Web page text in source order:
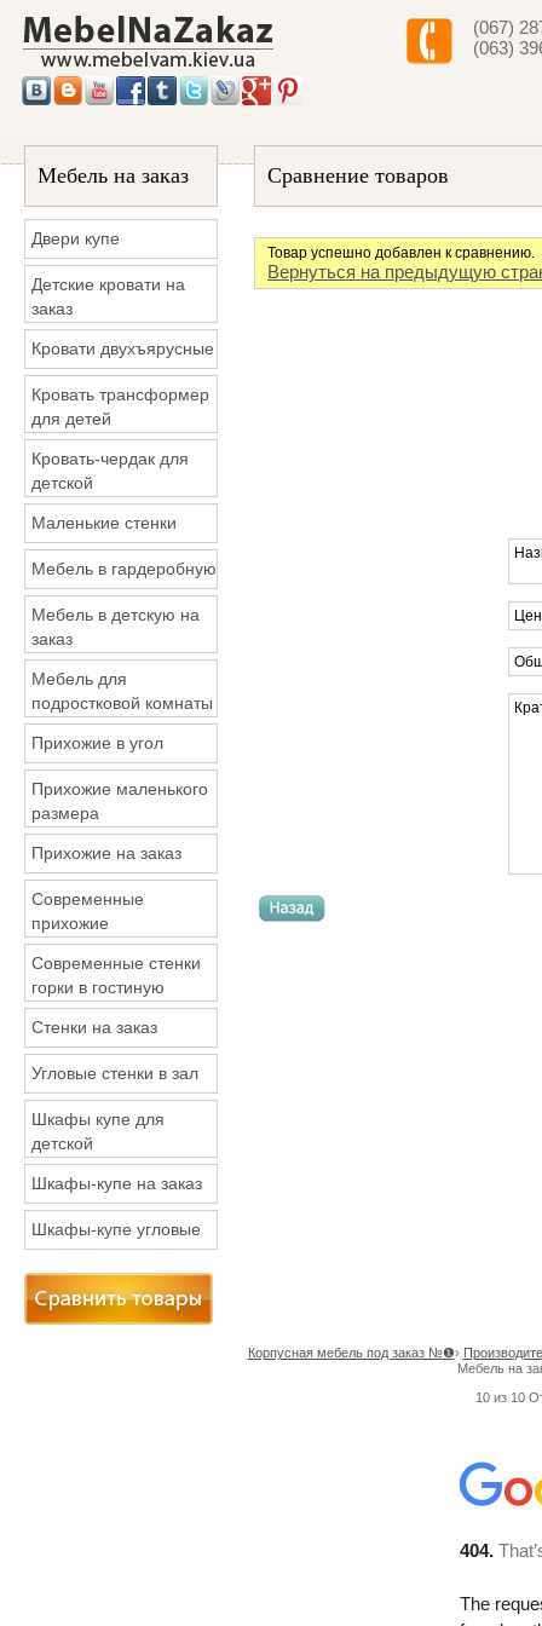
(067)
(063)
Мебель на заказ
Двери купе
Детские кровати на
заказ
Кровати двухъярусные
Кровать трансформер
для детей
Кровать-чердак для
детской
Маленькие стенки
Мебель в гардеробную
Мебель в детскую на
заказ
Мебель для
подростковой комнаты
Прихожие в угол
Прихожие маленького
размера
Прихожие на заказ
Современные
прихожие
Современные стенки
горки в гостиную
Стенки на заказ
Угловые стенки в зал
Шкафы купе для
детской
Шкафы-купе на заказ
Шкафы-купе угловые
Сравнение товаров
Товар успешно добавлен к сравнению.
Вернуться на предыдущую
Корпусная мебель под заказ №❶›
Мебель на
10 из 10